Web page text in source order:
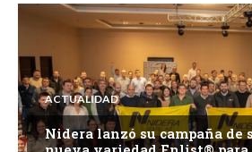
ACTUALIDAD
Nidera lanzó su campaña de